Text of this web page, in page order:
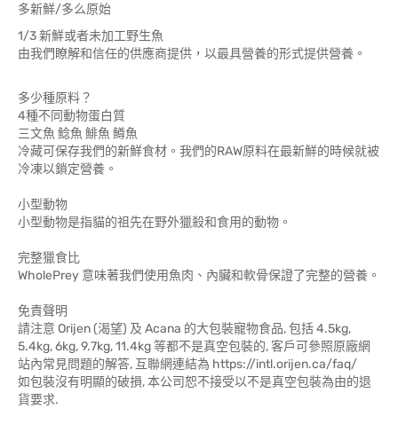
多新鮮/多么原始
1/3 新鮮或者未加工野生魚
由我們瞭解和信任的供應商提供，以最具營養的形式提供營養。
多少種原料？
4種不同動物蛋白質
三文魚 鯰魚 鯡魚 鱒魚
冷藏可保存我們的新鮮食材。我們的RAW原料在最新鮮的時候就被
冷凍以鎖定營養。
小型動物
小型動物是指貓的祖先在野外獵殺和食用的動物。
完整獵食比
WholePrey 意味著我們使用魚肉、內臟和軟骨保證了完整的營養。
免責聲明
請注意 Orijen (渴望) 及 Acana 的大包裝寵物食品, 包括 4.5kg,
5.4kg, 6kg, 9.7kg, 11.4kg 等都不是真空包裝的, 客戶可參照原廠網
站內常見問題的解答, 互聯網連結為 https://intl.orijen.ca/faq/
如包裝沒有明顯的破損, 本公司恕不接受以不是真空包裝為由的退
貨要求.